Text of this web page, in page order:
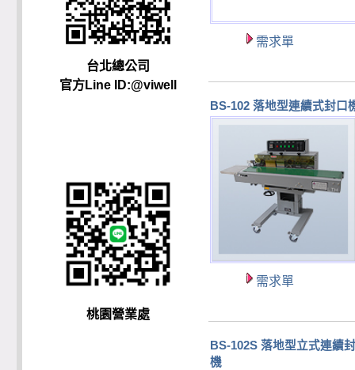
台北總公司
官方Line ID:@viwell
桃園營業處
需求單
BS-102 落地型連續式封口
需求單
BS-102S 落地型立式連續
機